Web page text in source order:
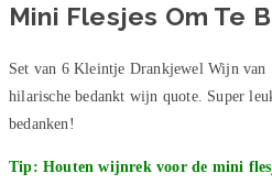
aantal
Mini Flesjes Om Te
Set van 6 Kleintje Drankjewel Wijn van
hilarische bedankt wijn quote. Super
bedanken!
Tip: Houten wijnrek voor de mini